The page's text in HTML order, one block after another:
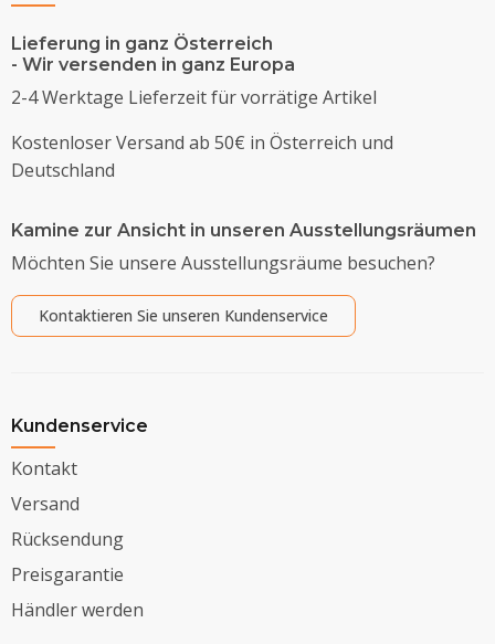
Lieferung in ganz Österreich
- Wir versenden in ganz Europa
2-4 Werktage Lieferzeit für vorrätige Artikel
Kostenloser Versand ab 50€ in Österreich und
Deutschland
Kamine zur Ansicht in unseren Ausstellungsräumen
Möchten Sie unsere Ausstellungsräume besuchen?
Kontaktieren Sie unseren Kundenservice
Kundenservice
Kontakt
Versand
Rücksendung
Preisgarantie
Händler werden